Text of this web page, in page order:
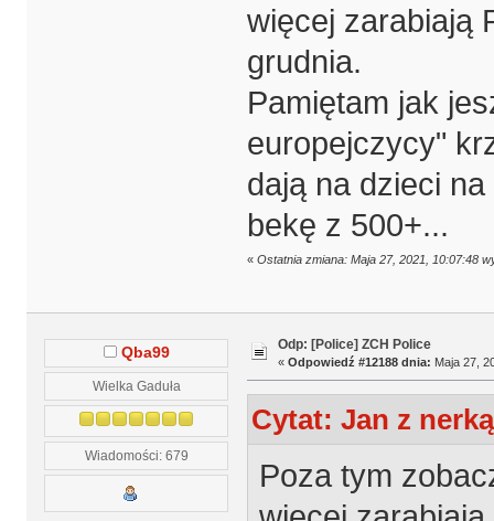
więcej zarabiają
grudnia.
Pamiętam jak
europejczycy"
dają na dzieci
bekę z 500+...
« Ostatnia zmiana: Maja 27, 2021, 10:07:48
Qba99
Wielka Gaduła
Wiadomości: 679
Odp: [Police] ZCH Police
« Odpowiedź #12188 dnia: Maja 27,
Cytat: Jan z
Poza tym